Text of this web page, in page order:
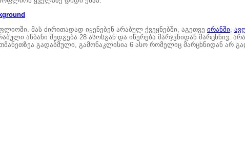
მას ძირითადად იყენებენ არაბულ ქვეყნებში, აგეთვე ირანში,
ანბანი შედგება 28 ასოსგან და იწერება მარჯვნიდან მარცხნივ.
გადაბმული, გამონაკლისია 6 ასო რომელიც მარცხნიდან არ